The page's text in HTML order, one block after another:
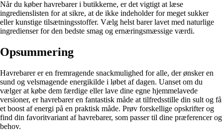
Når du køber havrebarer i butikkerne, er det vigtigt at læse
ingredienslisten for at sikre, at de ikke indeholder for meget sukker
eller kunstige tilsætningsstoffer. Vælg helst barer lavet med naturlige
ingredienser for den bedste smag og ernæringsmæssige værdi.
Opsummering
Havrebarer er en fremragende snackmulighed for alle, der ønsker en
sund og velsmagende energikilde i løbet af dagen. Uanset om du
vælger at købe dem færdige eller lave dine egne hjemmelavede
versioner, er havrebarer en fantastisk måde at tilfredsstille din sult og få
et boost af energi på en praktisk måde. Prøv forskellige opskrifter og
find din favoritvariant af havrebarer, som passer til dine præferencer og
behov.